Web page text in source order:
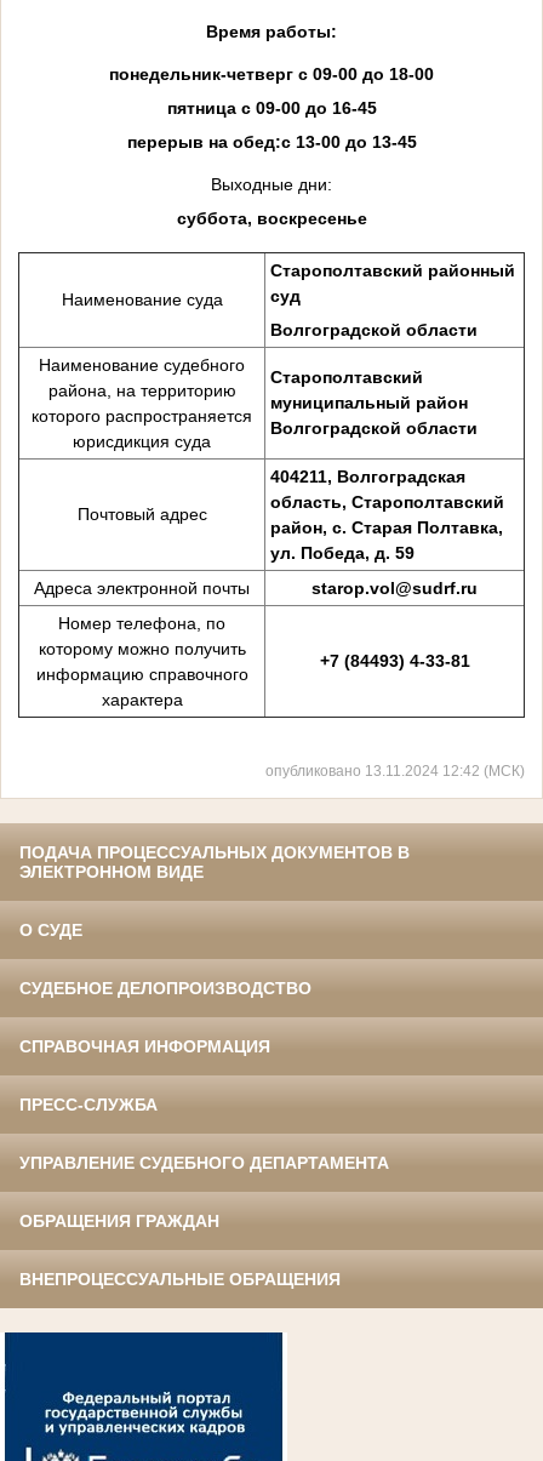
Время работы:
понедельник-четверг с 09-00 до 18-00
пятница с 09-00 до 16-45
перерыв на обед:с 13-00 до 13-45
Выходные дни:
суббота, воскресенье
Наименование суда
Старополтавский районный
суд
Волгоградской области
Наименование судебного
района, на территорию
которого распространяется
юрисдикция суда
Старополтавский
муниципальный район
Волгоградской области
Почтовый адрес
404211, Волгоградская
область, Старополтавский
район, с. Старая Полтавка,
ул. Победа, д. 59
Адреса электронной почты
starop.vol@sudrf.ru
Номер телефона, по
которому можно получить
информацию справочного
характера
+7 (84493) 4-33-81
опубликовано 13.11.2024 12:42 (МСК)
ПОДАЧА ПРОЦЕССУАЛЬНЫХ ДОКУМЕНТОВ В
ЭЛЕКТРОННОМ ВИДЕ
О СУДЕ
СУДЕБНОЕ ДЕЛОПРОИЗВОДСТВО
СПРАВОЧНАЯ ИНФОРМАЦИЯ
ПРЕСС-СЛУЖБА
УПРАВЛЕНИЕ СУДЕБНОГО ДЕПАРТАМЕНТА
ОБРАЩЕНИЯ ГРАЖДАН
ВНЕПРОЦЕССУАЛЬНЫЕ ОБРАЩЕНИЯ